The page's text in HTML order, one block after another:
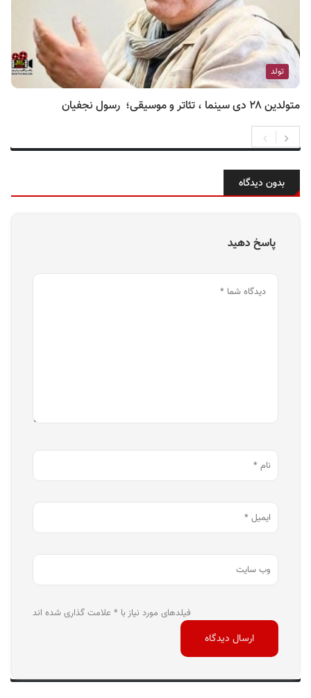
تولد
متولدین ۲۸ دی سینما ، تئاتر و موسیقی؛ رسول نجفیان
بدون دیدگاه
پاسخ دهید
فیلدهای مورد نیاز با * علامت گذاری شده اند